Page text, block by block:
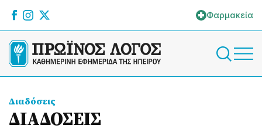
Φαρμακεία
Διαδόσεις
ΔΙΑΔΟΣΕΙΣ